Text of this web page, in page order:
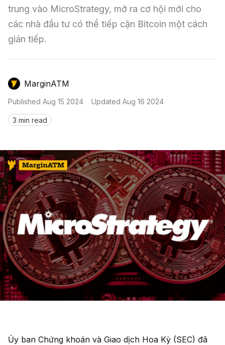
Kinh Nghiệm Đầu Tư
Sàn Giao Dịch
Mô Hình Biểu Đồ Giá
GameFi
Sign in
trung vào MicroStrategy, mở ra cơ hội mới cho
các nhà đầu tư có thể tiếp cận Bitcoin một cách
gián tiếp.
MarginATM
Published Aug 15 2024 Updated Aug 16 2024
3 min read
Ủy ban Chứng khoán và Giao dịch Hoa Kỳ (SEC) đã